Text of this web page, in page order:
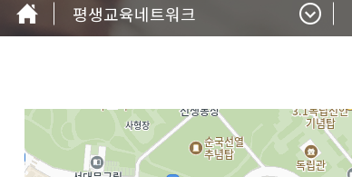
평생교육네트워크